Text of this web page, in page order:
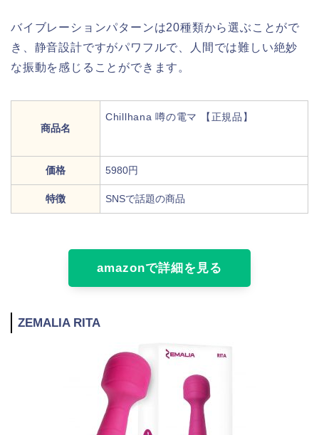
バイブレーションパターンは20種類から選ぶことがで
き、静音設計ですがパワフルで、人間では難しい絶妙
な振動を感じることができます。
商品名
Chillhana 噂の電マ 【正規品】
価格 5980円
特徴 SNSで話題の商品
amazonで詳細を見る
ZEMALIA RITA